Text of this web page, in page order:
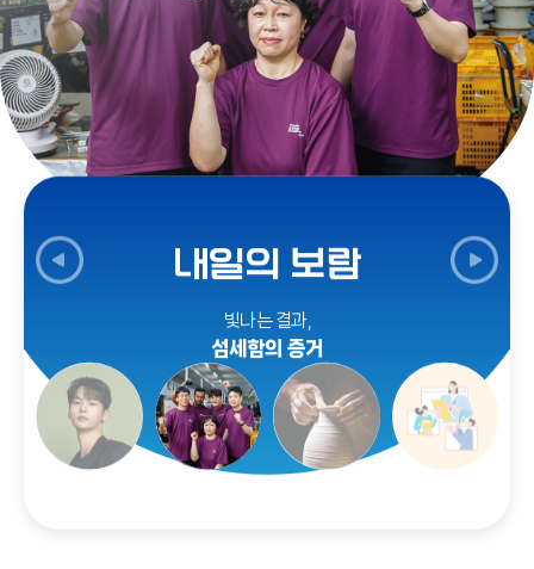
내일의 보람
빛나는 결과,
섬세함의 증거